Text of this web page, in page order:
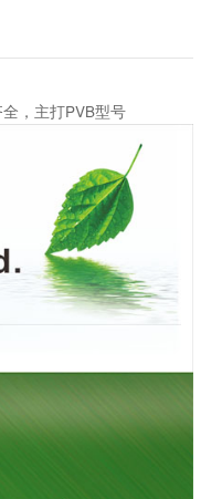
，主打PVB型号